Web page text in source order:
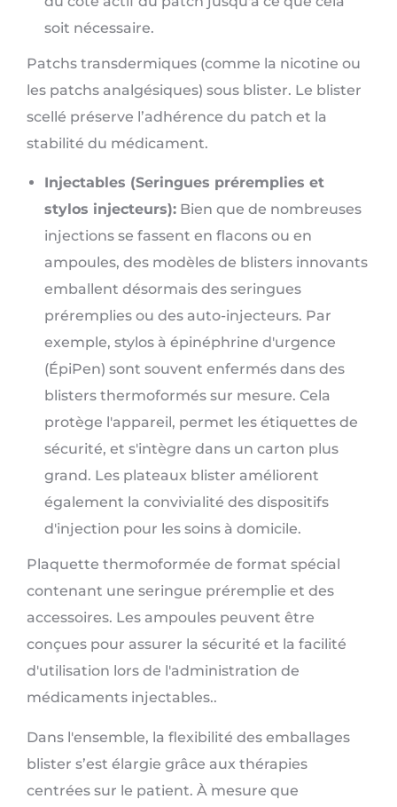
soit nécessaire.
Patchs transdermiques (comme la nicotine ou
les patchs analgésiques) sous blister. Le blister
scellé préserve l’adhérence du patch et la
stabilité du médicament.
Injectables (Seringues préremplies et
stylos injecteurs): Bien que de nombreuses
injections se fassent en flacons ou en
ampoules, des modèles de blisters innovants
emballent désormais des seringues
préremplies ou des auto-injecteurs. Par
exemple, stylos à épinéphrine d'urgence
(ÉpiPen) sont souvent enfermés dans des
blisters thermoformés sur mesure. Cela
protège l'appareil, permet les étiquettes de
sécurité, et s'intègre dans un carton plus
grand. Les plateaux blister améliorent
également la convivialité des dispositifs
d'injection pour les soins à domicile.
Plaquette thermoformée de format spécial
contenant une seringue préremplie et des
accessoires. Les ampoules peuvent être
conçues pour assurer la sécurité et la facilité
d'utilisation lors de l'administration de
médicaments injectables..
Dans l'ensemble, la flexibilité des emballages
blister s’est élargie grâce aux thérapies
centrées sur le patient. À mesure que